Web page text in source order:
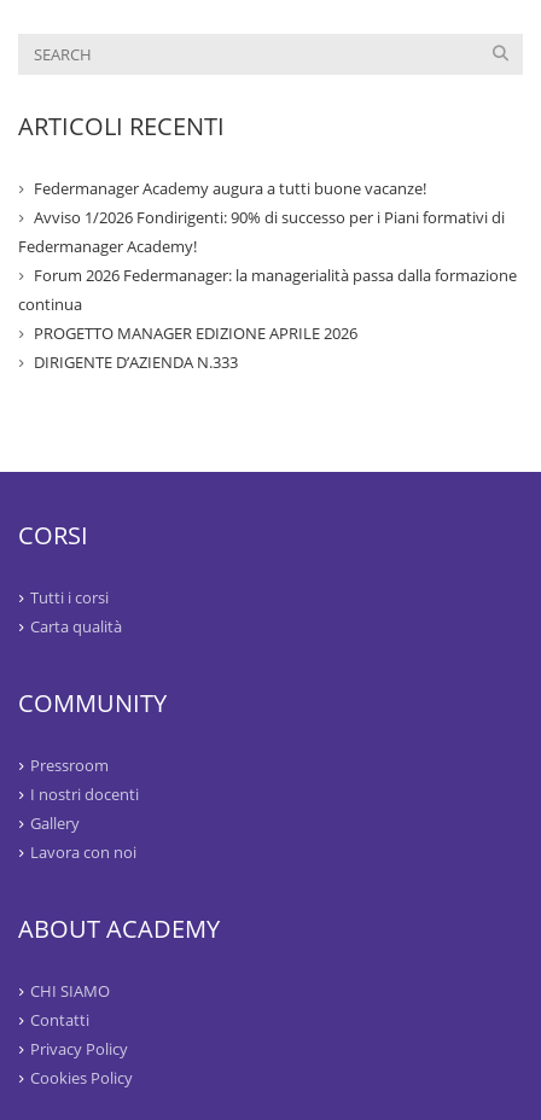
ARTICOLI RECENTI
Federmanager Academy augura a tutti buone vacanze!
Avviso 1/2026 Fondirigenti: 90% di successo per i Piani formativi di
Federmanager Academy!
Forum 2026 Federmanager: la managerialità passa dalla formazione
continua
PROGETTO MANAGER EDIZIONE APRILE 2026
DIRIGENTE D’AZIENDA N.333
CORSI
Tutti i corsi
Carta qualità
COMMUNITY
Pressroom
I nostri docenti
Gallery
Lavora con noi
ABOUT ACADEMY
CHI SIAMO
Contatti
Privacy Policy
Cookies Policy